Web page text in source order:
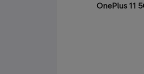
OnePlus 11